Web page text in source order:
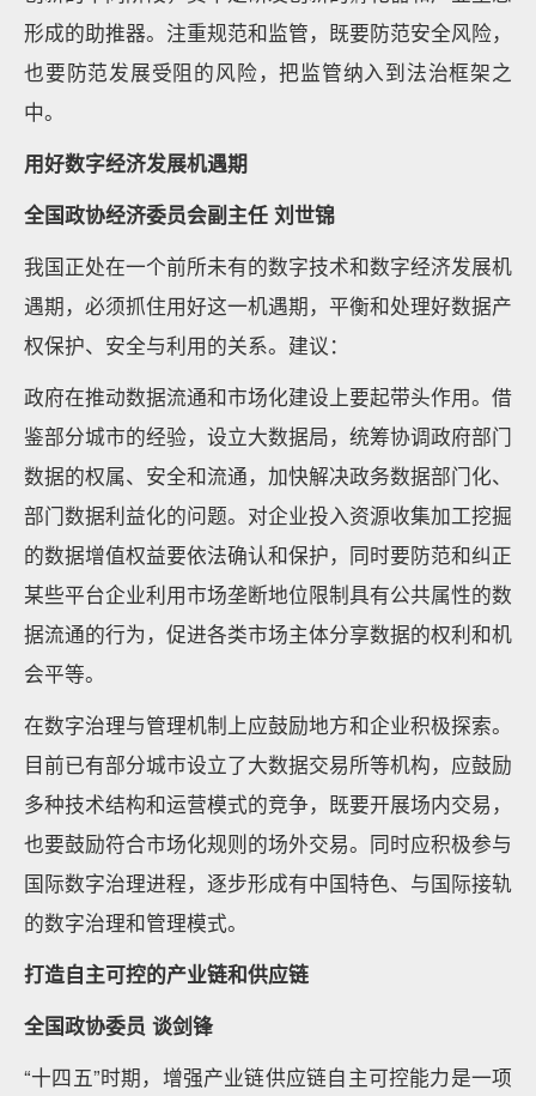
形成的助推器。注重规范和监管，既要防范安全风险，
也要防范发展受阻的风险，把监管纳入到法治框架之
中。
用好数字经济发展机遇期
全国政协经济委员会副主任 刘世锦
我国正处在一个前所未有的数字技术和数字经济发展机
遇期，必须抓住用好这一机遇期，平衡和处理好数据产
权保护、安全与利用的关系。建议：
政府在推动数据流通和市场化建设上要起带头作用。借
鉴部分城市的经验，设立大数据局，统筹协调政府部门
数据的权属、安全和流通，加快解决政务数据部门化、
部门数据利益化的问题。对企业投入资源收集加工挖掘
的数据增值权益要依法确认和保护，同时要防范和纠正
某些平台企业利用市场垄断地位限制具有公共属性的数
据流通的行为，促进各类市场主体分享数据的权利和机
会平等。
在数字治理与管理机制上应鼓励地方和企业积极探索。
目前已有部分城市设立了大数据交易所等机构，应鼓励
多种技术结构和运营模式的竞争，既要开展场内交易，
也要鼓励符合市场化规则的场外交易。同时应积极参与
国际数字治理进程，逐步形成有中国特色、与国际接轨
的数字治理和管理模式。
打造自主可控的产业链和供应链
全国政协委员 谈剑锋
“十四五”时期，增强产业链供应链自主可控能力是一项